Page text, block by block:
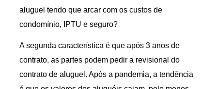
aluguel tendo que arcar com os custos de
condomínio, IPTU e seguro?
A segunda característica é que após 3 anos de
contrato, as partes podem pedir a revisional do
contrato de aluguel. Após a pandemia, a tendência